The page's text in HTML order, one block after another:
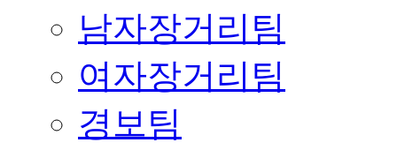
남자장거리팀
여자장거리팀
경보팀